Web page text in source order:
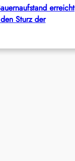
erreicht
Sturz der